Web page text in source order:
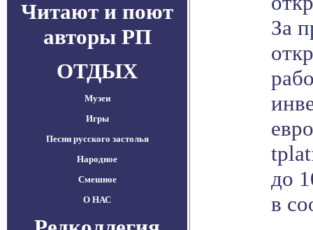
Читают и поют
авторы РП
ОТДЫХ
Музеи
Игры
Песни русского застолья
Народное
Смешное
О НАС
За
до
в